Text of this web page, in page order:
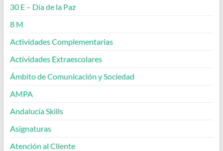
30 E – Día de la Paz
8 M
Actividades Complementarias
Actividades Extraescolares
Ámbito de Comunicación y Sociedad
AMPA
Andalucía Skills
Asignaturas
Atención al Cliente